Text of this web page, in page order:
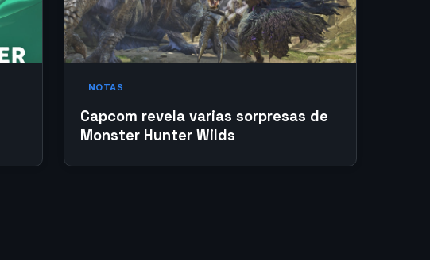
NOTAS
Capcom revela varias sorpresas de
Monster Hunter Wilds